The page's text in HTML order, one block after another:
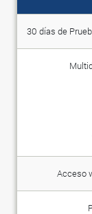
30 días de
Acceso